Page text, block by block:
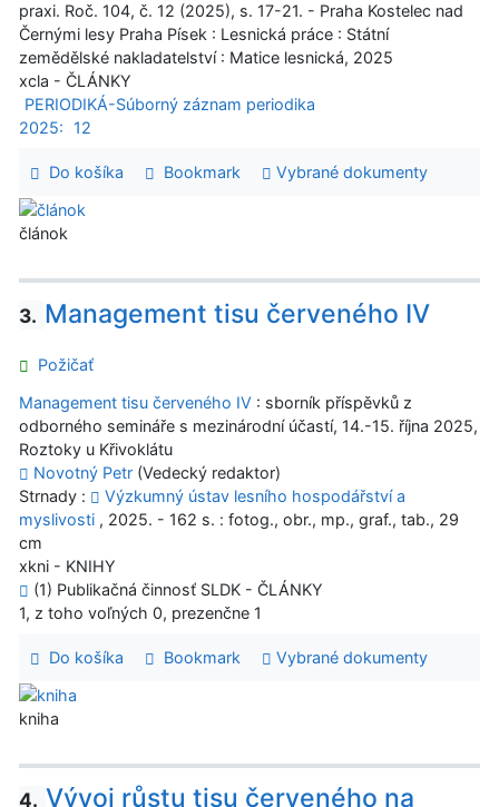
praxi. Roč. 104, č. 12 (2025), s. 17-21. - Praha Kostelec nad
Černými lesy Praha Písek : Lesnická práce : Státní
zemědělské nakladatelství : Matice lesnická, 2025
xcla - ČLÁNKY
PERIODIKÁ-Súborný záznam periodika
2025:
12
Do košíka Bookmark Vybrané dokumenty
článok
3. Management tisu červeného IV
Požičať
Management tisu červeného IV : sborník příspěvků z
odborného semináře s mezinárodní účastí, 14.-15. října 2025,
Roztoky u Křivoklátu
Novotný Petr (Vedecký redaktor)
Strnady :
Výzkumný ústav lesního hospodářství a
myslivosti , 2025. - 162 s. : fotog., obr., mp., graf., tab., 29
cm
xkni - KNIHY
(1) Publikačná činnosť SLDK - ČLÁNKY
1, z toho voľných 0, prezenčne 1
Do košíka Bookmark Vybrané dokumenty
kniha
4. Vývoj růstu tisu červeného na